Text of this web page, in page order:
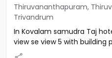
Properties for Rent
Premium Projects
Finance Center
Our Services
Contact Us
Thiruvananthapuram,
Trivandrum
In Kovalam samudra Taj
view se view 5 with building